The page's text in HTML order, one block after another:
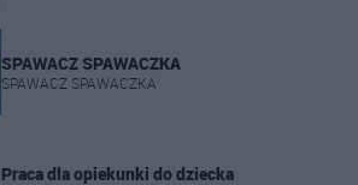
SPAWACZ SPAWACZKA
SPAWACZ SPAWACZKA
Praca dla opiekunki do dziecka